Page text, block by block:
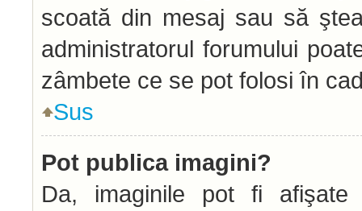
scoată din mesaj sau să
administratorul forumului
zâmbete ce se pot folosi în
Sus
Pot publica imagini?
Da, imaginile pot fi afişate